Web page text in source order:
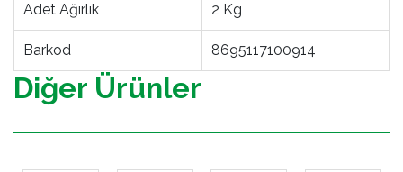
Adet Ağırlık 2 Kg
Barkod 8695117100914
Diğer Ürünler